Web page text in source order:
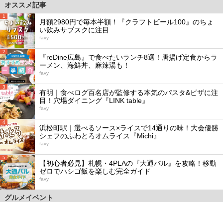
オススメ記事
1
月額2980円で毎本半額！『クラフトビール100』のちょ
い飲みサブスクに注目
favy
2
『reDine広島』で食べたいランチ8選！唐揚げ定食からラ
ーメン、海鮮丼、麻辣湯も！
favy
3
有明｜食べログ百名店が監修する本気のパスタ&ピザに注
目！穴場ダイニング『LINK table』
favy
4
浜松町駅｜選べるソース×ライスで14通りの味！大会優勝
シェフのふわとろオムライス『Michi』
favy
5
【初心者必見】札幌・4PLAの『大通バル』を攻略！移動
ゼロでハシゴ飯を楽しむ完全ガイド
favy
グルメイベント